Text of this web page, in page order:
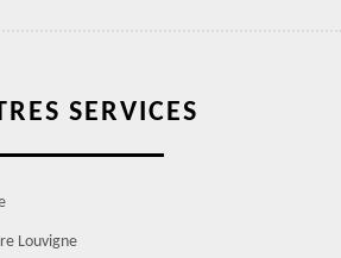
SERVICES
Louvigne